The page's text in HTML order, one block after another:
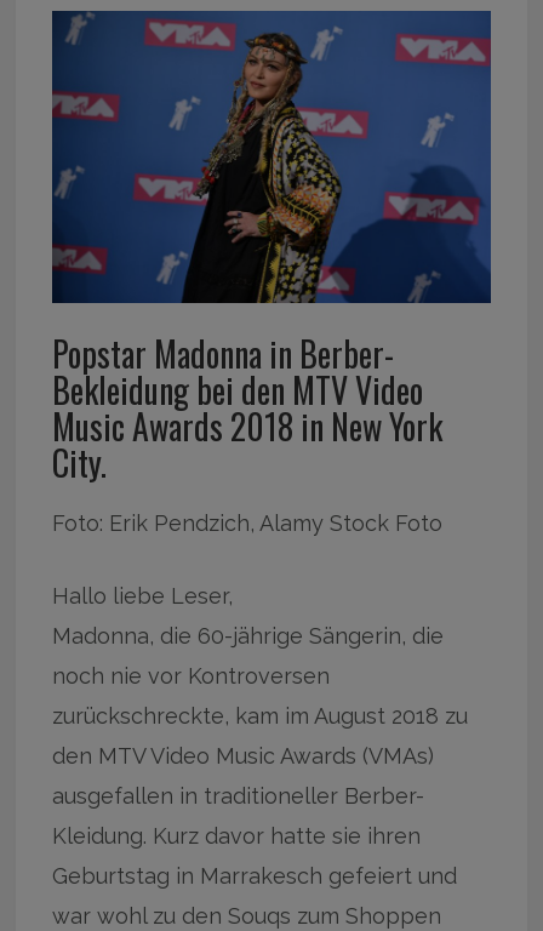
Popstar Madonna in Berber-
Bekleidung bei den MTV Video
Music Awards 2018 in New York
City.
Foto: Erik Pendzich, Alamy Stock Foto
Hallo liebe Leser,
Madonna, die 60-jährige Sängerin, die
noch nie vor Kontroversen
zurückschreckte, kam im August 2018 zu
den MTV Video Music Awards (VMAs)
ausgefallen in traditioneller Berber-
Kleidung. Kurz davor hatte sie ihren
Geburtstag in Marrakesch gefeiert und
war wohl zu den Souqs zum Shoppen